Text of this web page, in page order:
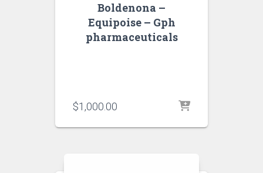
Boldenona –
Equipoise – Gph
pharmaceuticals
$1,000.00